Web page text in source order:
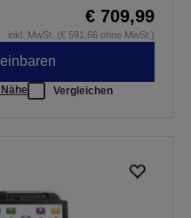
€ 709,99
inkl. MwSt. (€ 591,66 ohne MwSt.)
Vergleichen